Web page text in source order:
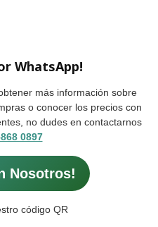
WhatsApp!
más información sobre
o conocer los precios con
no dudes en contactarnos
0897
Nosotros!
código QR